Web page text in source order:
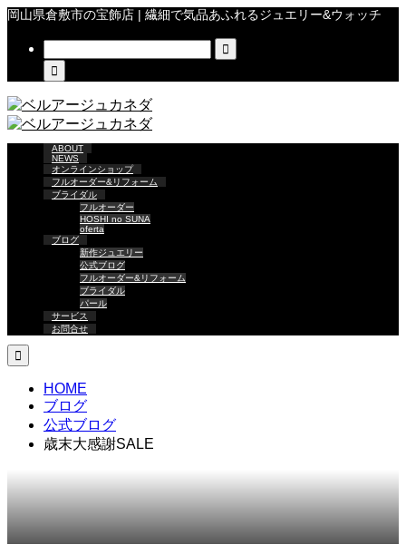
岡山県倉敷市の宝飾店 | 繊細で気品あふれるジュエリー&ウォッチ


ABOUT
NEWS
オンラインショップ
フルオーダー&リフォーム
ブライダル
フルオーダー
HOSHI no SUNA
oferta
ブログ
新作ジュエリー
公式ブログ
フルオーダー&リフォーム
ブライダル
パール
サービス
お問合せ

HOME
ブログ
公式ブログ
歳末大感謝SALE